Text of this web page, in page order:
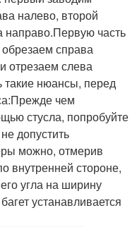
налево, второй
направо.Первую часть
справа
отрезаем слева
такие нюансы, перед
чем
стусла, попробуйте
допустить
можно, отмерив
внутренней стороне,
угла на ширину
устанавливается